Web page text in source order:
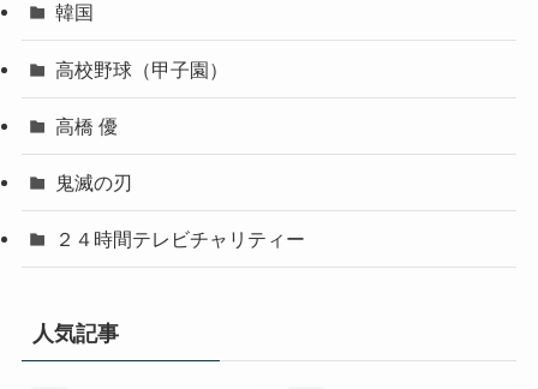
韓国
高校野球（甲子園）
高橋 優
鬼滅の刃
２４時間テレビチャリティー
人気記事